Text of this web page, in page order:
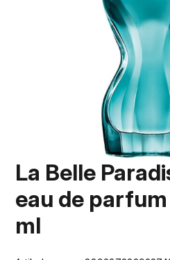
La Belle
eau de
ml